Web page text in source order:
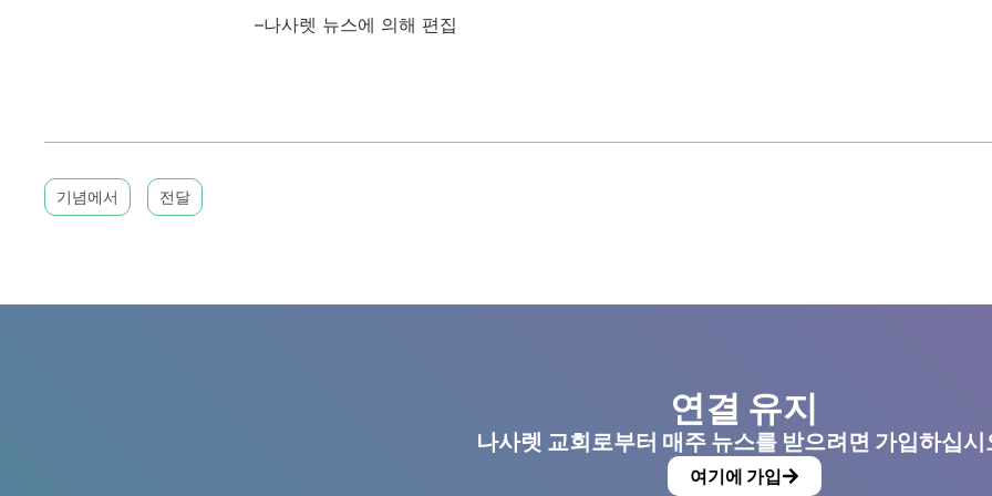
–나사렛 뉴스에 의해 편집
기념에서 전달
연결 유지
나사렛 교회로부터 매주 뉴스를 받으려면 가입하십시
여기에 가입